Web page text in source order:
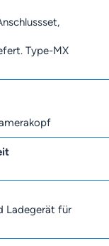
Type-MX
Ladegerät für